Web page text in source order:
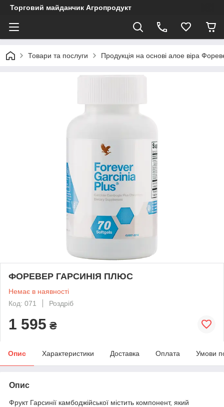
Торговий майданчик Агропродукт
Товари та послуги Продукція на основі алое віра
ФОРЕВЕР ГАРСИНІЯ ПЛЮС
Немає в наявності
Код: 071
Роздріб
1 595 ₴
Опис Характеристики Доставка Оплата Умови
Опис
Фрукт Гарсинії камбоджійської містить компонент, який